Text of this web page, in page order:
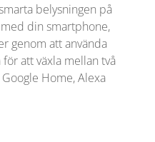
belysningen på
din smartphone,
genom att använda
att växla mellan två
Home, Alexa